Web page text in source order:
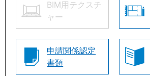
BIM用テクスチ
ャー
申請関係認定
書類